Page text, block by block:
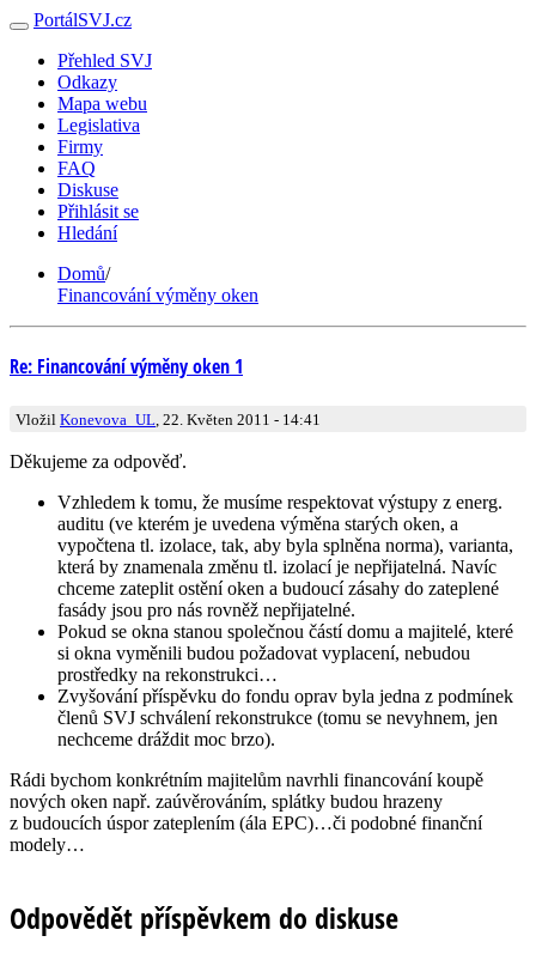
PortálSVJ.cz
Přehled SVJ
Odkazy
Mapa webu
Legislativa
Firmy
FAQ
Diskuse
Přihlásit se
Hledání
Domů/
Financování výměny oken
Re: Financování výměny oken 1
Vložil Konevova_UL , 22. Květen 2011 - 14:41
Děkujeme za odpověď.
Vzhledem k tomu, že musíme respektovat výstupy z energ.
auditu (ve kterém je uvedena výměna starých oken, a
vypočtena tl. izolace, tak, aby byla splněna norma), varianta,
která by znamenala změnu tl. izolací je nepřijatelná. Navíc
chceme zateplit ostění oken a budoucí zásahy do zateplené
fasády jsou pro nás rovněž nepřijatelné.
Pokud se okna stanou společnou částí domu a majitelé, které
si okna vyměnili budou požadovat vyplacení, nebudou
prostředky na rekonstrukci…
Zvyšování příspěvku do fondu oprav byla jedna z podmínek
členů SVJ schválení rekonstrukce (tomu se nevyhnem, jen
nechceme dráždit moc brzo).
Rádi bychom konkrétním majitelům navrhli financování koupě
nových oken např. zaúvěrováním, splátky budou hrazeny
z budoucích úspor zateplením (ála EPC)…či podobné finanční
modely…
Odpovědět příspěvkem do diskuse